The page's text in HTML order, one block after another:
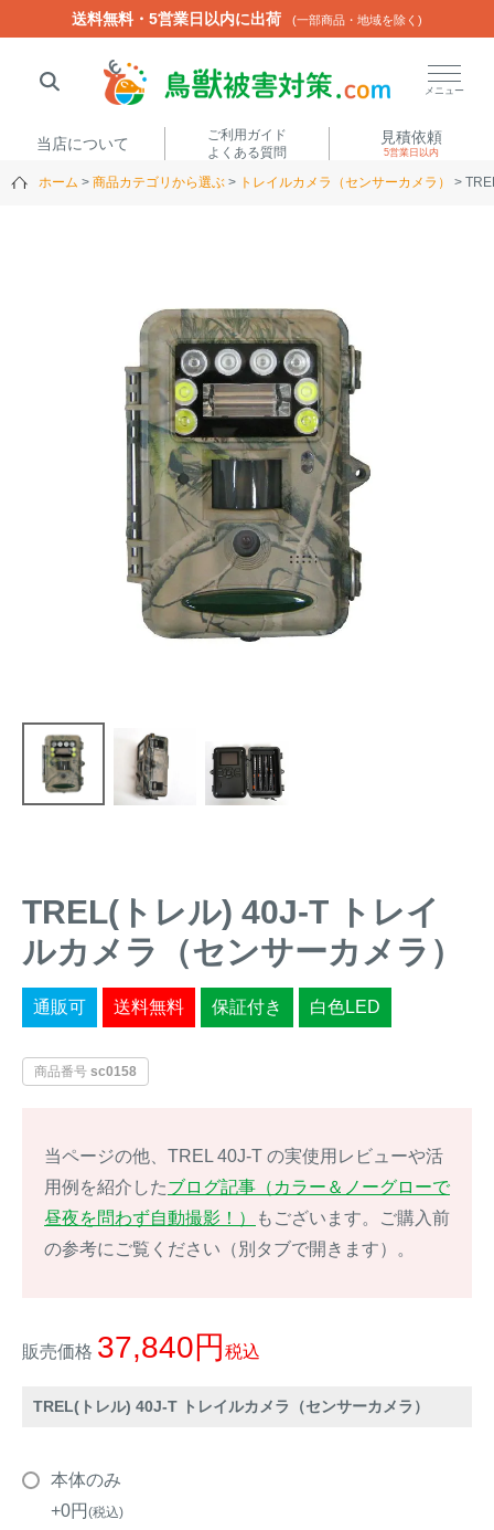
送料無料・5営業日以内に出荷 (一部商品・地域を除く)
メニュー
当店について
ご利用ガイド
よくある質問
見積依頼
5営業日以内
ホーム 商品カテゴリから選ぶ トレイルカメラ（センサーカメラ）
TREL(トレル) 40J-T トレイ
ルカメラ（センサーカメラ）
通販可 送料無料 保証付き 白色LED
商品番号 sc0158
当ページの他、TREL 40J-T の実使用レビューや活
用例を紹介したブログ記事（カラー＆ノーグローで
昼夜を問わず自動撮影！）
もございます。ご購入前
の参考にご覧ください（別タブで開きます）。
販売価格 37,840 税込
TREL(トレル) 40J-T トレイルカメラ（センサーカメラ）
本体のみ
+0 税込
送料無料・5営業日以内に出荷 (一部商品・地域を除く)
閉じる
商品カテゴリから選ぶ
トレイルカメラ（セン
サーカメラ）
屋外防犯・監視カメ
（SDカード録画）
ュ柵等）
箱わな
（イノシシ・シ
カ・サル等）
箱わな（アライグマ・ハ
クビシン・ネズミ等）
防獣・防鳥ネット
くくり罠 （イノシシ・
シカ等）
漁網
対象動物から選ぶ
動物の種類から対策商品を選ぶ
イノシシ対策
シカ対策
アライグマ対策
サル対策
ハクビシン対策
タヌキ対策
アナグマ対策
キツネ対策
マングース対策
ヌートリア対策
ブラックバス・